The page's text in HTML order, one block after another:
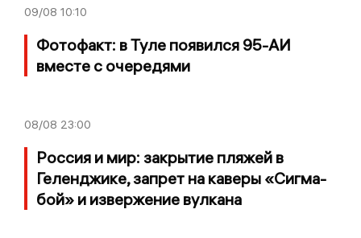
09/08 10:10
Фотофакт: в Туле появился 95-АИ
вместе с очередями
08/08 23:00
Россия и мир: закрытие пляжей в
Геленджике, запрет на каверы «Сигма-
бой» и извержение вулкана